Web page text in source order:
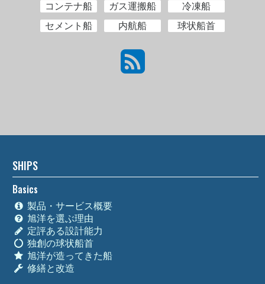
コンテナ船
ガス運搬船
冷凍船
セメント船
内航船 球状船首
SHIPS
Basics
製品・サービス概要
旭洋を選ぶ理由
定評ある設計能力
独創の球状船首
旭洋が造ってきた船
修繕と改造